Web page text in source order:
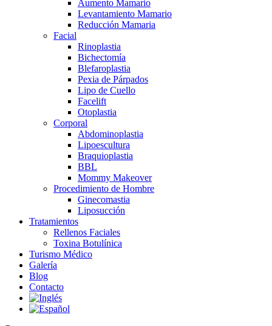
Aumento Mamario
Levantamiento Mamario
Reducción Mamaria
Facial
Rinoplastia
Bichectomía
Blefaroplastia
Pexia de Párpados
Lipo de Cuello
Facelift
Otoplastia
Corporal
Abdominoplastia
Lipoescultura
Braquioplastia
BBL
Mommy Makeover
Procedimiento de Hombre
Ginecomastia
Liposucción
Tratamientos
Rellenos Faciales
Toxina Botulínica
Turismo Médico
Galería
Blog
Contacto